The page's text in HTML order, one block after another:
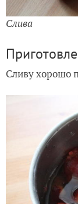
Слива
Сливу хорошо